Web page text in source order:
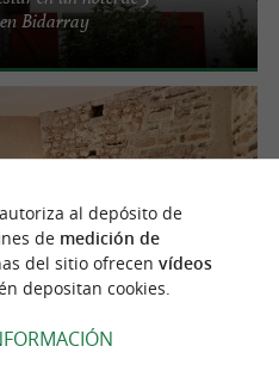
Bidarray
en las murallas de
Bayona.
al depósito de
de medición de
del sitio ofrecen vídeos
depositan cookies.